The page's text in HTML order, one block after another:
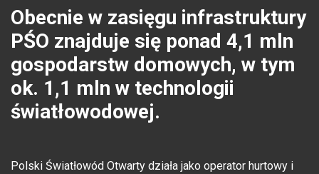
Obecnie w zasięgu infrastruktury
PŚO znajduje się ponad 4,1 mln
gospodarstw domowych, w tym
ok. 1,1 mln w technologii
światłowodowej.
Polski Światłowód Otwarty działa jako operator hurtowy i